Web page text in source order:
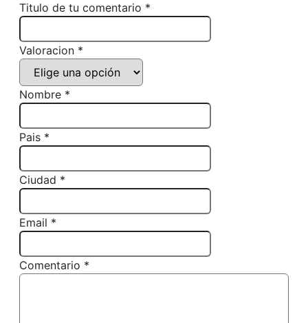
Titulo de tu comentario *
Valoracion *
Nombre *
Pais *
Ciudad *
Email *
Comentario *